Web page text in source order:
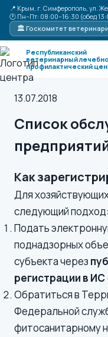
📍 Крым, г. Симферополь, ул.
🕐 Пн–Пт: 08:00–16:30 (обед
🏛 Госкомитет
Республиканский
ветеринарный
профилактический
13.07.2018
Список
Как
Для
следующий подход:
Подать
поднадзорных
субъекта через
регистрации в
Обратиться в
Федеральной
фитосанитарному